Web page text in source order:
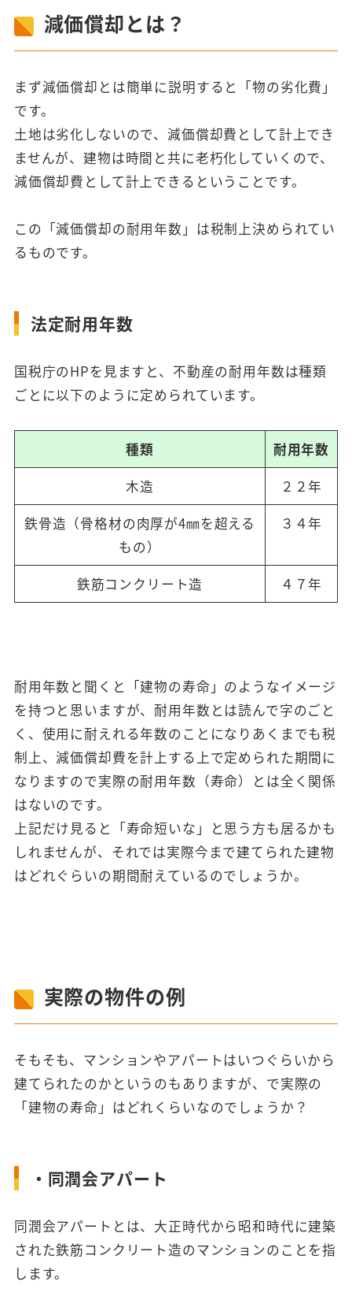
減価償却とは？
まず減価償却とは簡単に説明すると「物の劣化費」
です。
土地は劣化しないので、減価償却費として計上でき
ませんが、建物は時間と共に老朽化していくので、
減価償却費として計上できるということです。
この「減価償却の耐用年数」は税制上決められてい
るものです。
法定耐用年数
国税庁のHPを見ますと、不動産の耐用年数は種類
ごとに以下のように定められています。
種類
耐用年数
木造
２２年
鉄骨造（骨格材の肉厚が4㎜を超える
もの）
３４年
鉄筋コンクリート造 ４７年
耐用年数と聞くと「建物の寿命」のようなイメージ
を持つと思いますが、耐用年数とは読んで字のごと
く、使用に耐えれる年数のことになりあくまでも税
制上、減価償却費を計上する上で定められた期間に
なりますので実際の耐用年数（寿命）とは全く関係
はないのです。
上記だけ見ると「寿命短いな」と思う方も居るかも
しれませんが、それでは実際今まで建てられた建物
はどれぐらいの期間耐えているのでしょうか。
実際の物件の例
そもそも、マンションやアパートはいつぐらいから
建てられたのかというのもありますが、で実際の
「建物の寿命」はどれくらいなのでしょうか？
・同潤会アパート
同潤会アパートとは、大正時代から昭和時代に建築
された鉄筋コンクリート造のマンションのことを指
します。